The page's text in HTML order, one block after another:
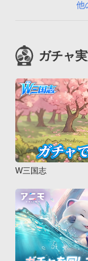
他
ガチャ
W三国志